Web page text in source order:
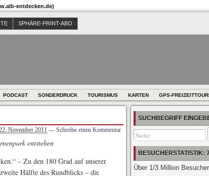
entdecken.de)
SPHÄRE-PRINT-ABO
PODCAST SONDERDRUCK TOURISMUS KARTEN GPS-
November 2011 — Schreibe einen Kommentar
entstehen
– Zu den 180 Grad auf unserer
Hälfte des Rundblicks – die
SUCHBEGRIFF
BESUCHERSTATISTIK:
Über 1/3 Million